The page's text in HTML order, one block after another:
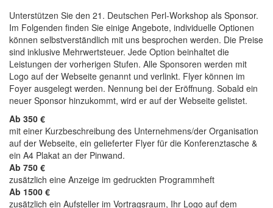
Unterstützen Sie den 21. Deutschen Perl-Workshop als Sponsor.
Im Folgenden finden Sie einige Angebote, individuelle Optionen
können selbstverständlich mit uns besprochen werden. Die Preise
sind inklusive Mehrwertsteuer. Jede Option beinhaltet die
Leistungen der vorherigen Stufen. Alle Sponsoren werden mit
Logo auf der Webseite genannt und verlinkt. Flyer können im
Foyer ausgelegt werden. Nennung bei der Eröffnung. Sobald ein
neuer Sponsor hinzukommt, wird er auf der Webseite gelistet.
Ab 350 €
mit einer Kurzbeschreibung des Unternehmens/der Organisation
auf der Webseite, ein gelieferter Flyer für die Konferenztasche &
ein A4 Plakat an der Pinwand.
Ab 750 €
zusätzlich eine Anzeige im gedruckten Programmheft
Ab 1500 €
zusätzlich ein Aufsteller im Vortragsraum, Ihr Logo auf dem